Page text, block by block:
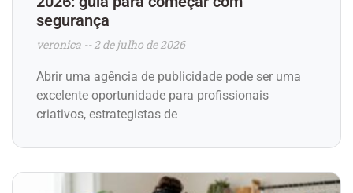
segurança
veronica 2 de julho de 2026
Abrir uma agência de publicidade pode ser uma
excelente oportunidade para profissionais
criativos, estrategistas de